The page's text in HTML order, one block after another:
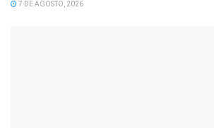
7 DE AGOSTO, 2026